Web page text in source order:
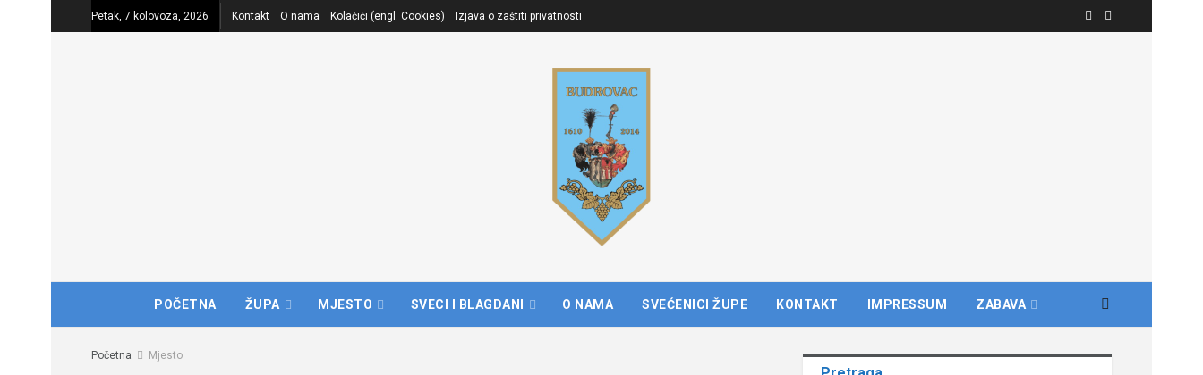
Petak, 7 kolovoza, 2026 Kontakt O nama Kolačići (engl. Cookies) Izjava o zaštiti privatnosti
POČETNA ŽUPA MJESTO SVECI I BLAGDANI O NAMA SVEĆENICI ŽUPE KONTAKT IMPRESSUM ZABAVA
Početna Mjesto